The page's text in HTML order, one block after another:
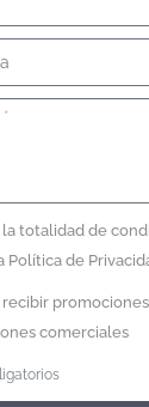
totalidad de
Política de
comerciales